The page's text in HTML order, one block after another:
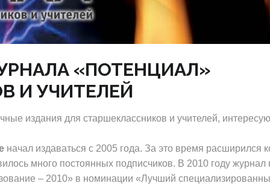
«ПОТЕНЦИАЛ»
И УЧИТЕЛЕЙ
издания для старшеклассников и учителей,
начал издаваться с 2005 года. За это время расширился
много постоянных подписчиков. В 2010 году журнал
– 2010» в номинации «Лучший